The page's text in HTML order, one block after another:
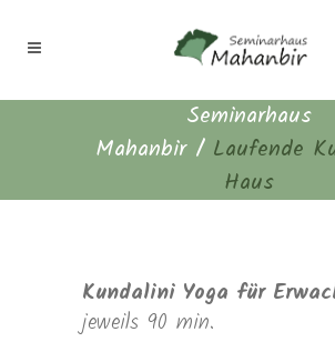
Seminarhaus
Mahanbir/ Laufende
Haus
Kundalini Yoga für
jeweils 90 min.